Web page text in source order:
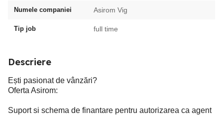
Numele companiei Asirom Vig
Tip job full time
Descriere
Ești pasionat de vânzări?
Oferta Asirom:
Suport si schema de finantare pentru autorizarea ca agent